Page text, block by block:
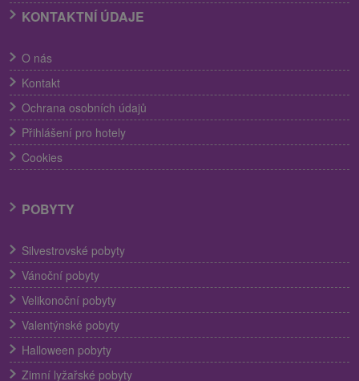
KONTAKTNÍ ÚDAJE
O nás
Kontakt
Ochrana osobních údajů
Přihlášení pro hotely
Cookies
POBYTY
Silvestrovské pobyty
Vánoční pobyty
Velikonoční pobyty
Valentýnské pobyty
Halloween pobyty
Zimní lyžařské pobyty